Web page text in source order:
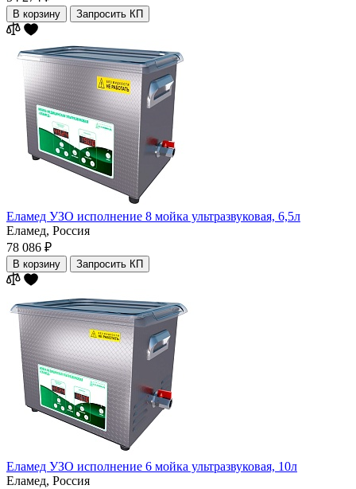
В корзину Запросить КП
Еламед УЗО исполнение 8 мойка ультразвуковая, 6,5л
Еламед, Россия
78 086 ₽
В корзину Запросить КП
Еламед УЗО исполнение 6 мойка ультразвуковая, 10л
Еламед, Россия